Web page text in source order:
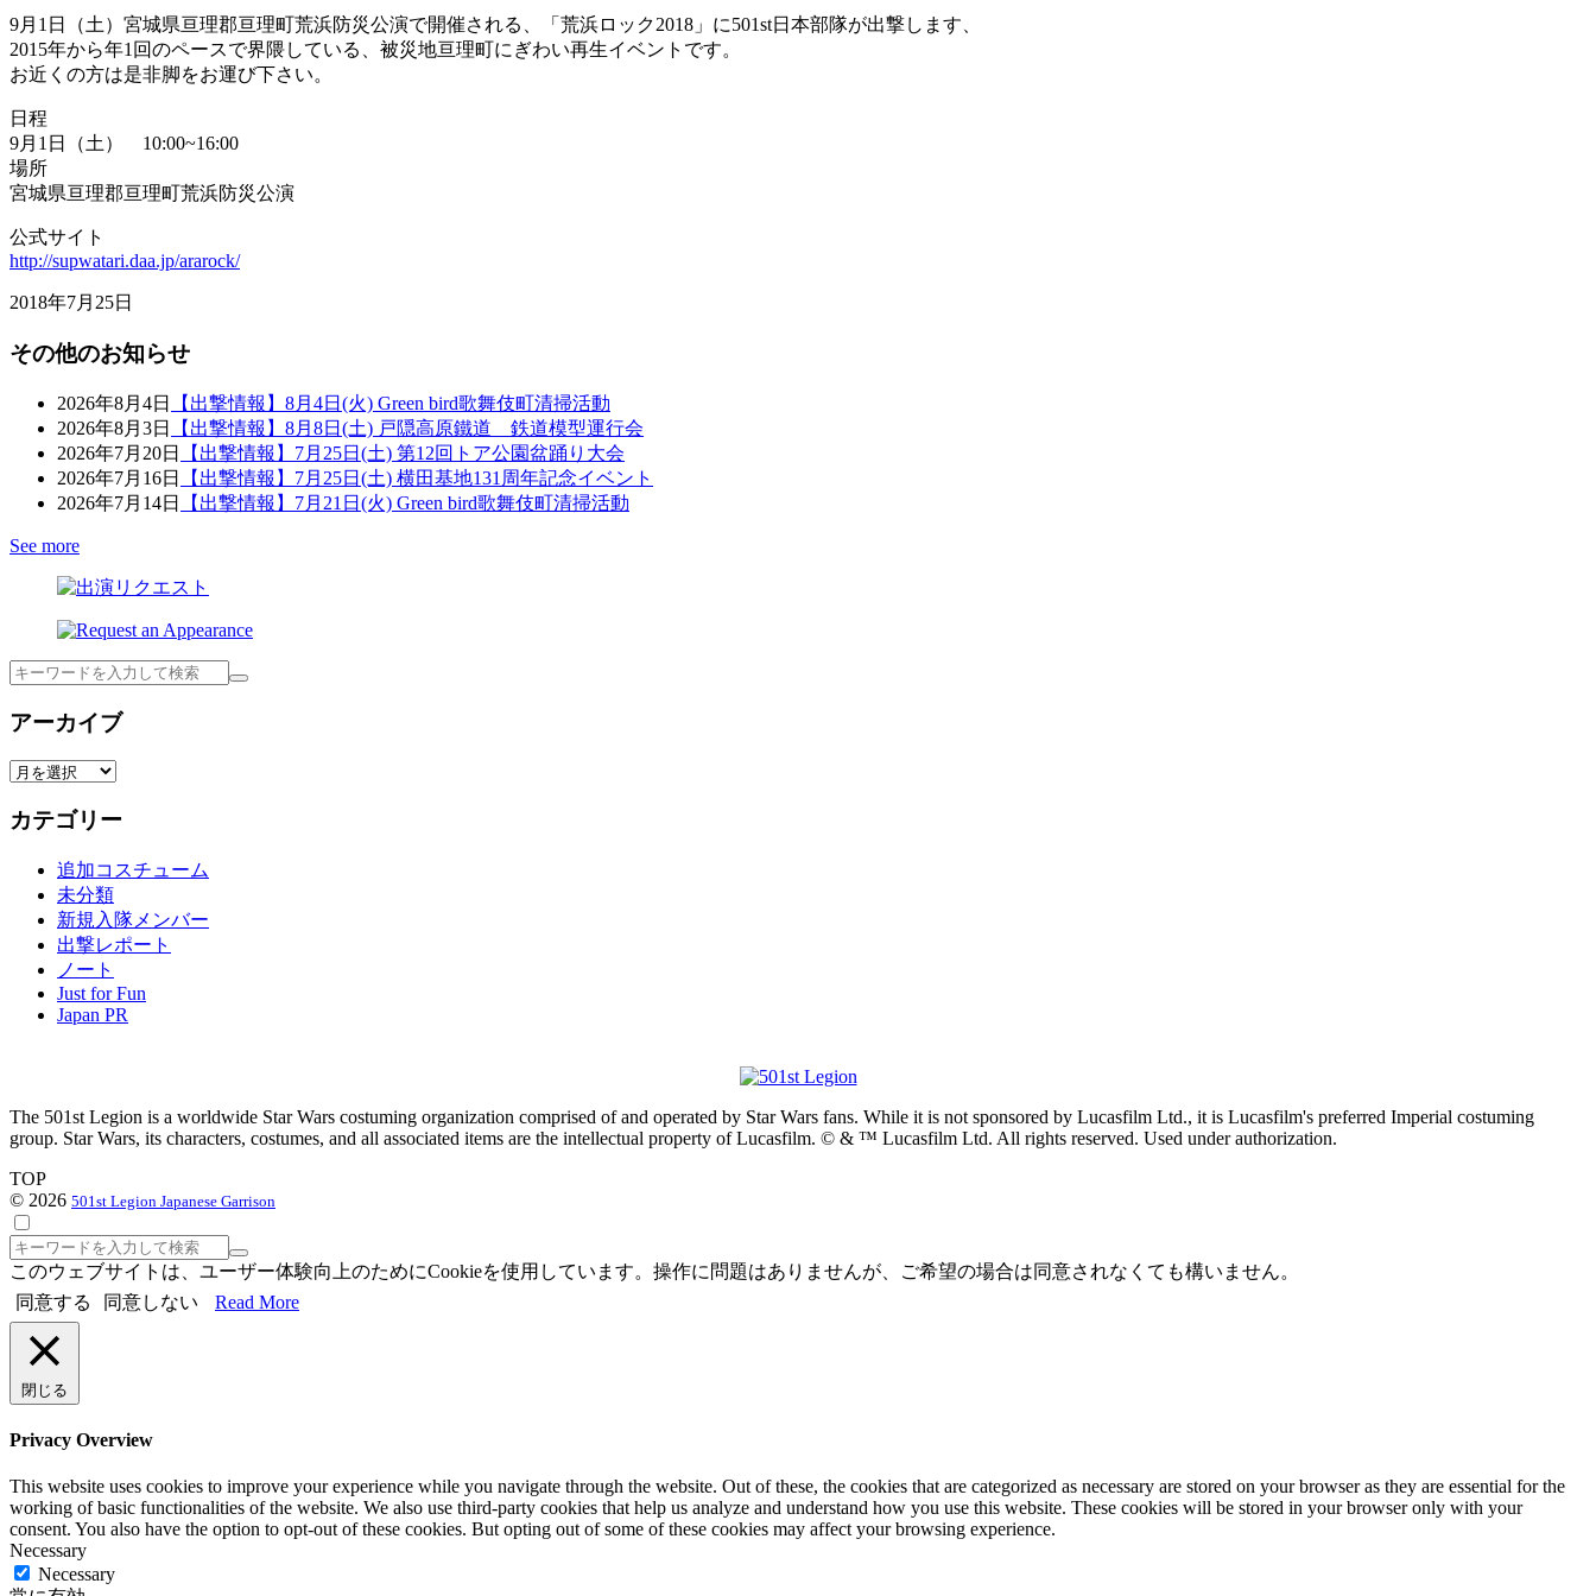
9月1日（土）宮城県亘理郡亘理町荒浜防災公演で開催される、「荒浜ロック2018」に501st日本部隊が出撃します、
2015年から年1回のペースで界隈している、被災地亘理町にぎわい再生イベントです。
お近くの方は是非脚をお運び下さい。
日程
9月1日（土） 10:00~16:00
場所
宮城県亘理郡亘理町荒浜防災公演
公式サイト
http://supwatari.daa.jp/ararock/
2018年7月25日
その他のお知らせ
2026年8月4日
【出撃情報】8月4日(火) Green bird歌舞伎町清掃活動
2026年8月3日
【出撃情報】8月8日(土) 戸隠高原鐵道 鉄道模型運行会
2026年7月20日
【出撃情報】7月25日(土) 第12回トア公園盆踊り大会
2026年7月16日
【出撃情報】7月25日(土) 横田基地131周年記念イベント
2026年7月14日
【出撃情報】7月21日(火) Green bird歌舞伎町清掃活動
See more
検
アーカイブ
ア
カ
カテゴリー
追加コスチューム
未分類
新規入隊メンバー
出撃レポート
ノート
Just for Fun
Japan PR
The 501st Legion is a worldwide Star Wars costuming organization comprised of and operated by Star Wars fans. While it is not sponsored by Lucasfilm Ltd., it is Lucasfilm's preferred Imperial costuming
group. Star Wars, its characters, costumes, and all associated items are the intellectual property of Lucasfilm. © & ™ Lucasfilm Ltd. All rights reserved. Used under authorization.
TOP
© 2026 501st Legion Japanese Garrison
検
索
このウェブサイトは、ユーザー体験向上のためにCookieを使用しています。操作に問題はありませんが、ご希望の場合は同意されなくても構いません。
同意する
同意しない Read More
閉じる
Privacy Overview
This website uses cookies to improve your experience while you navigate through the website. Out of these, the cookies that are categorized as necessary are stored on your browser as they are essential for the
working of basic functionalities of the website. We also use third-party cookies that help us analyze and understand how you use this website. These cookies will be stored in your browser only with your
consent. You also have the option to opt-out of these cookies. But opting out of some of these cookies may affect your browsing experience.
Necessary
Necessary